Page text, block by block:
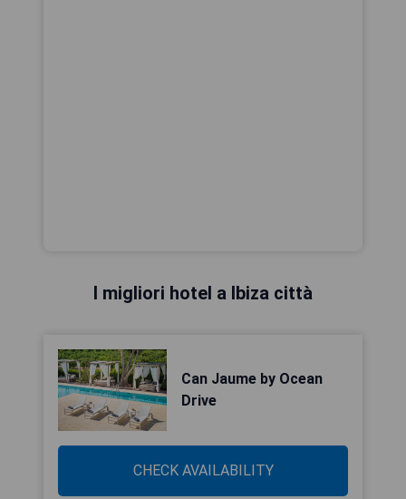
I migliori hotel a Ibiza città
Can Jaume by Ocean
Drive
CHECK AVAILABILITY